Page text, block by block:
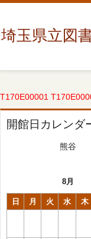
埼玉県立図
T170E00001
開館日カレンダ
熊谷
8月
日 月 火 水 木